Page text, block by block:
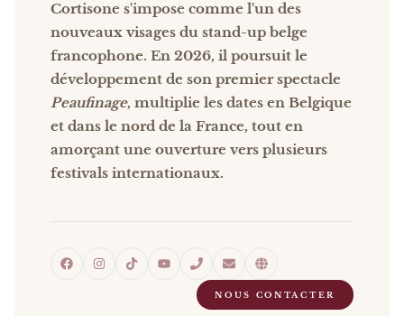
Cortisone s'impose comme l'un des
nouveaux visages du stand-up belge
francophone. En 2026, il poursuit le
développement de son premier spectacle
Peaufinage, multiplie les dates en Belgique
et dans le nord de la France, tout en
amorçant une ouverture vers plusieurs
festivals internationaux.
NOUS CONTACTER